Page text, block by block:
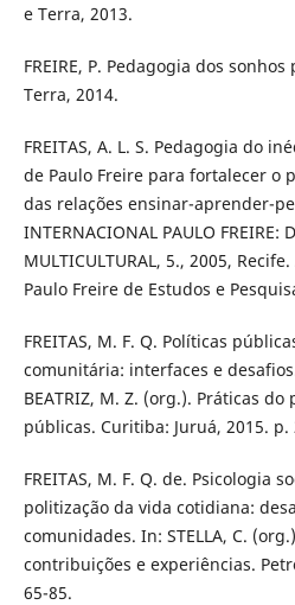
e Terra, 2013.
FREIRE, P. Pedagogia dos
Terra, 2014.
FREITAS, A. L. S. Pedagogia do
de Paulo Freire para fortalecer o
das relações ensinar-aprender-
INTERNACIONAL PAULO FREIRE:
MULTICULTURAL, 5., 2005,
Paulo Freire de Estudos e
FREITAS, M. F. Q. Políticas
comunitária: interfaces e
BEATRIZ, M. Z. (org.). Práticas
públicas. Curitiba: Juruá, 2015. p.
FREITAS, M. F. Q. de. Psicologia
politização da vida cotidiana:
comunidades. In: STELLA, C.
contribuições e experiências.
65-85.